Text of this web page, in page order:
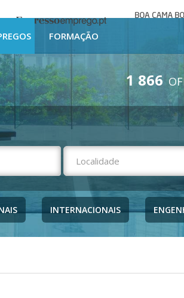
Expresso Emprego
mesa
FORMAÇÃO
1 866
INTERNACIONAIS